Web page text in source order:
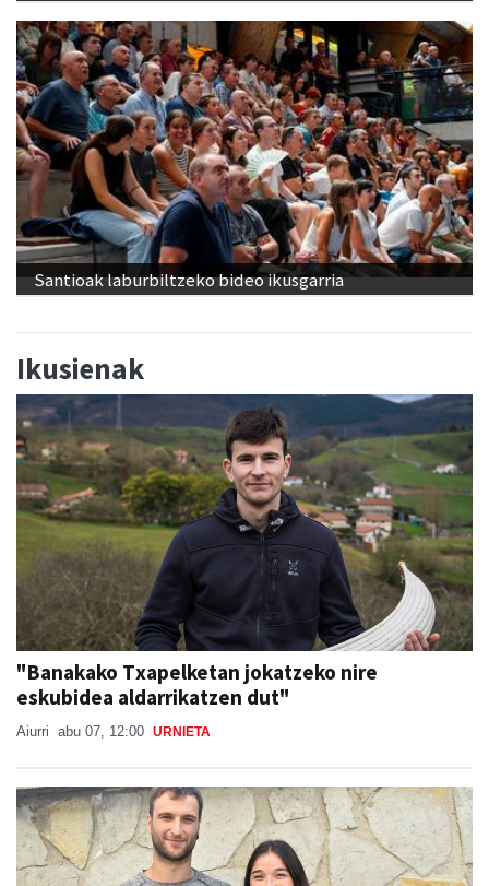
Santioak laburbiltzeko bideo ikusgarria
Ikusienak
"Banakako Txapelketan jokatzeko nire
eskubidea aldarrikatzen dut"
Aiurri abu 07, 12:00 URNIETA